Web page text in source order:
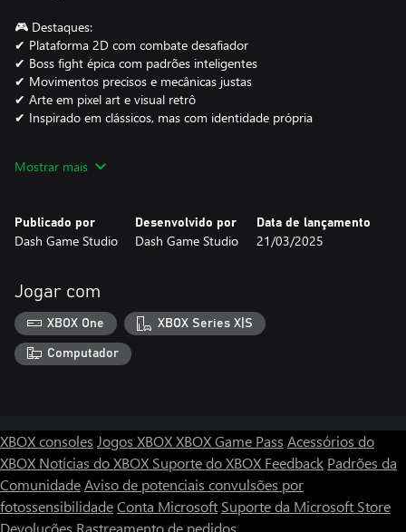
🎮 Destaques:
✔ Plataforma 2D com combate desafiador
✔ Boss fight épica com padrões inteligentes
✔ Movimentos precisos e mecânicas justas
✔ Arte em pixel art e visual retrô
✔ Inspirado em clássicos, mas com identidade própria
Mostrar mais
Publicado por
Dash Game Studio
Desenvolvido por
Dash Game Studio
Data de lançamento
21/03/2025
Jogar com
XBOX One XBOX Series X|S
Computador
XBOX consoles Jogos XBOXXBOX Game Pass Acessórios do
XBOX Notícias do XBOX Suporte do XBOX Feedback Padrões da
ComunidadeAviso de potenciais convulsões por
fotossensibilidadeConta Microsoft Suporte da Microsoft Store
Devoluções Rastreamento de pedidos